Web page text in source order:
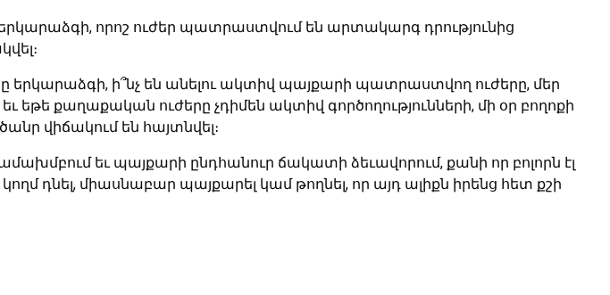
որոշ ուժեր պատրաստվում են արտակարգ դրությունից
ի՞նչ են անելու ակտիվ պայքարի պատրաստվող ուժերը, մեր
եթե քաղաքական ուժերը չդիմեն ակտիվ գործողությունների, մի օր բողոքի
վիճակում են հայտնվել։
եւ պայքարի ընդհանուր ճակատի ձեւավորում, քանի որ բոլորն էլ
դնել, միասնաբար պայքարել կամ թողնել, որ այդ ալիքն իրենց հետ քշի